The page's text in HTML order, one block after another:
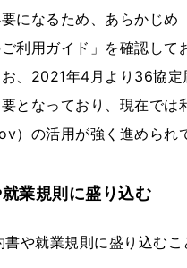
になるため、あらかじめ
利用ガイド」を確認して
、2021年4月より36協定
となっており、現在では
）の活用が強く進められ
業規則に盛り込む
や就業規則に盛り込むこ